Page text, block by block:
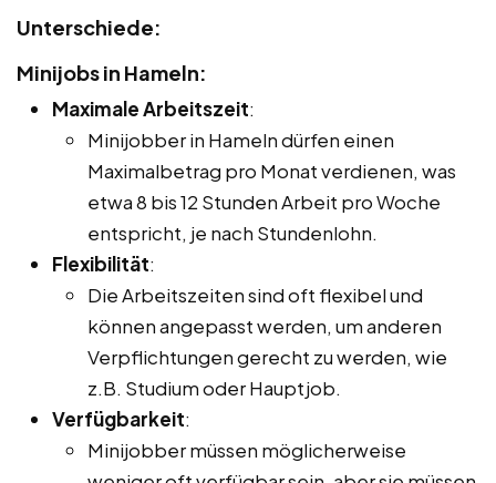
Unterschiede:
Minijobs in Hameln:
Maximale Arbeitszeit:
Minijobber in Hameln dürfen einen
Maximalbetrag pro Monat verdienen, was
etwa 8 bis 12 Stunden Arbeit pro Woche
entspricht, je nach Stundenlohn.
Flexibilität:
Die Arbeitszeiten sind oft flexibel und
können angepasst werden, um anderen
Verpflichtungen gerecht zu werden, wie
z.B. Studium oder Hauptjob.
Verfügbarkeit:
Minijobber müssen möglicherweise